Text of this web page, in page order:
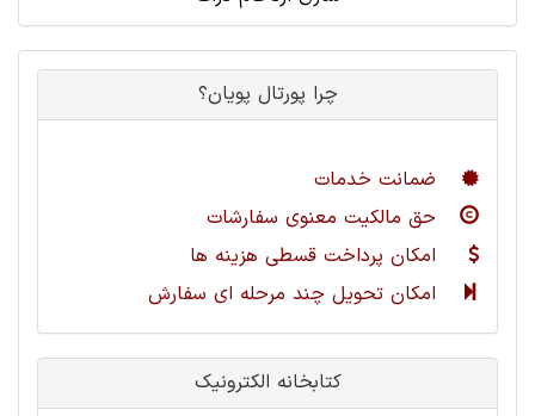
چرا پورتال پویان؟
ضمانت خدمات
حق مالکیت معنوی سفارشات
امکان پرداخت قسطی هزینه ها
امکان تحویل چند مرحله ای سفارش
کتابخانه الکترونیک